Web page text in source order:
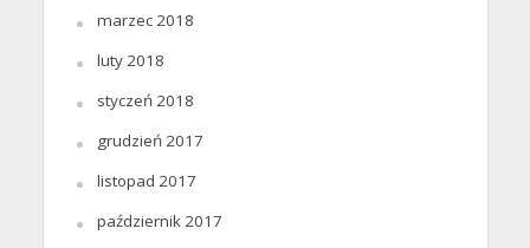
marzec 2018
luty 2018
styczeń 2018
grudzień 2017
listopad 2017
październik 2017